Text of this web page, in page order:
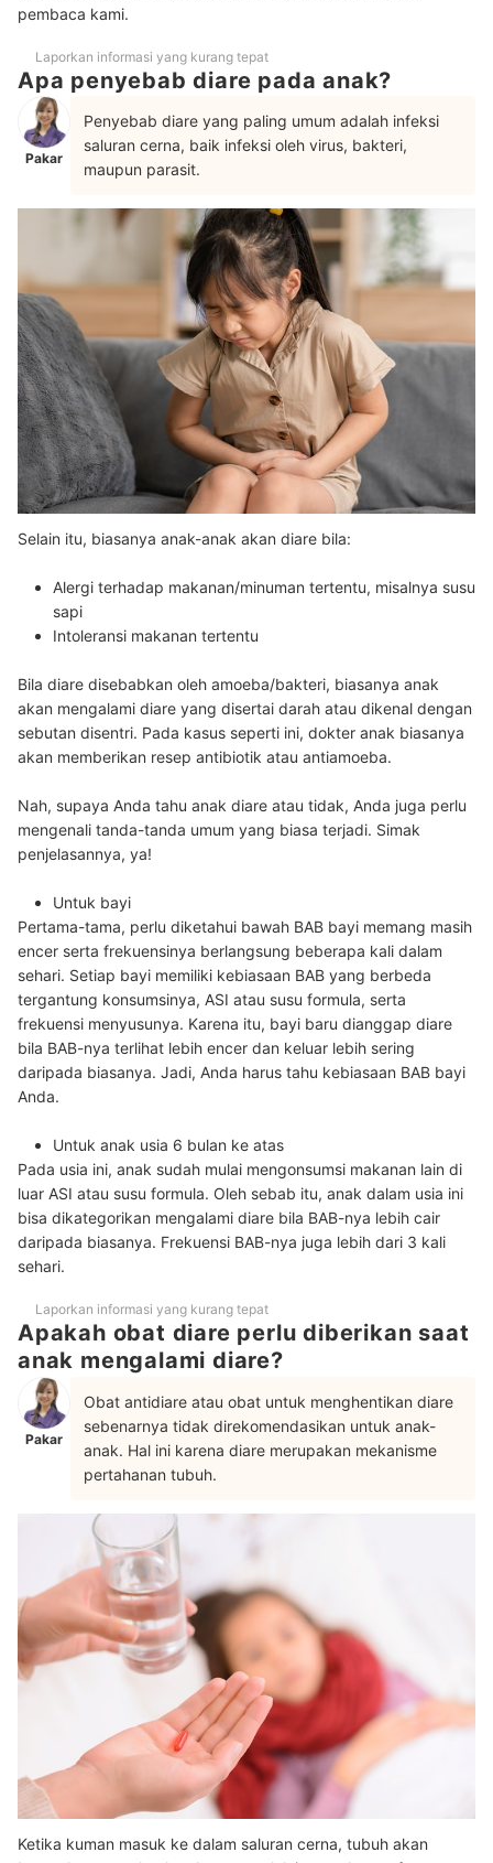
pembaca kami.
Laporkan informasi yang kurang tepat
Apa penyebab diare pada anak?
Pakar
Penyebab diare yang paling umum adalah infeksi
saluran cerna, baik infeksi oleh virus, bakteri,
maupun parasit.
Selain itu, biasanya anak-anak akan diare bila:
Alergi terhadap makanan/minuman tertentu, misalnya susu
sapi
Intoleransi makanan tertentu
Bila diare disebabkan oleh amoeba/bakteri, biasanya anak
akan mengalami diare yang disertai darah atau dikenal dengan
sebutan disentri. Pada kasus seperti ini, dokter anak biasanya
akan memberikan resep antibiotik atau antiamoeba.
Nah, supaya Anda tahu anak diare atau tidak, Anda juga perlu
mengenali tanda-tanda umum yang biasa terjadi. Simak
penjelasannya, ya!
Untuk bayi
Pertama-tama, perlu diketahui bawah BAB bayi memang masih
encer serta frekuensinya berlangsung beberapa kali dalam
sehari. Setiap bayi memiliki kebiasaan BAB yang berbeda
tergantung konsumsinya, ASI atau susu formula, serta
frekuensi menyusunya. Karena itu, bayi baru dianggap diare
bila BAB-nya terlihat lebih encer dan keluar lebih sering
daripada biasanya. Jadi, Anda harus tahu kebiasaan BAB bayi
Anda.
Untuk anak usia 6 bulan ke atas
Pada usia ini, anak sudah mulai mengonsumsi makanan lain di
luar ASI atau susu formula. Oleh sebab itu, anak dalam usia ini
bisa dikategorikan mengalami diare bila BAB-nya lebih cair
daripada biasanya. Frekuensi BAB-nya juga lebih dari 3 kali
sehari.
Laporkan informasi yang kurang tepat
Apakah obat diare perlu diberikan saat
anak mengalami diare?
Pakar
Obat antidiare atau obat untuk menghentikan diare
sebenarnya tidak direkomendasikan untuk anak-
anak. Hal ini karena diare merupakan mekanisme
pertahanan tubuh.
Ketika kuman masuk ke dalam saluran cerna, tubuh akan